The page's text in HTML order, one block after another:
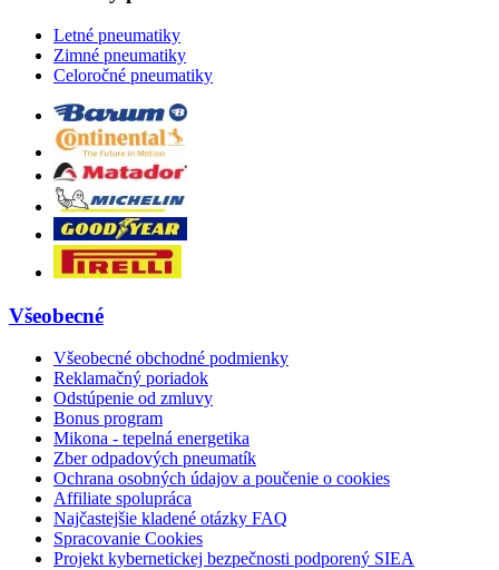
Letné pneumatiky
Zimné pneumatiky
Celoročné pneumatiky
Všeobecné
Všeobecné obchodné podmienky
Reklamačný poriadok
Odstúpenie od zmluvy
Bonus program
Mikona - tepelná energetika
Zber odpadových pneumatík
Ochrana osobných údajov a poučenie o cookies
Affiliate spolupráca
Najčastejšie kladené otázky FAQ
Spracovanie Cookies
Projekt kybernetickej bezpečnosti podporený SIEA